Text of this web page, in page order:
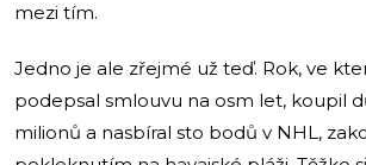
mezi tím.
Jedno je ale zřejmé už teď. Rok, ve
podepsal smlouvu na osm let, koupil
milionů a nasbíral sto bodů v NHL,